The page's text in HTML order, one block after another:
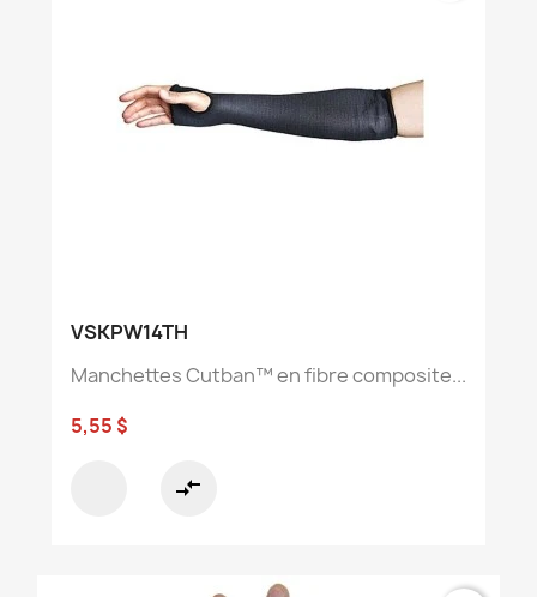
VSKPW14TH
Manchettes Cutban™ en fibre composite...
5,55 $
compare_arrows